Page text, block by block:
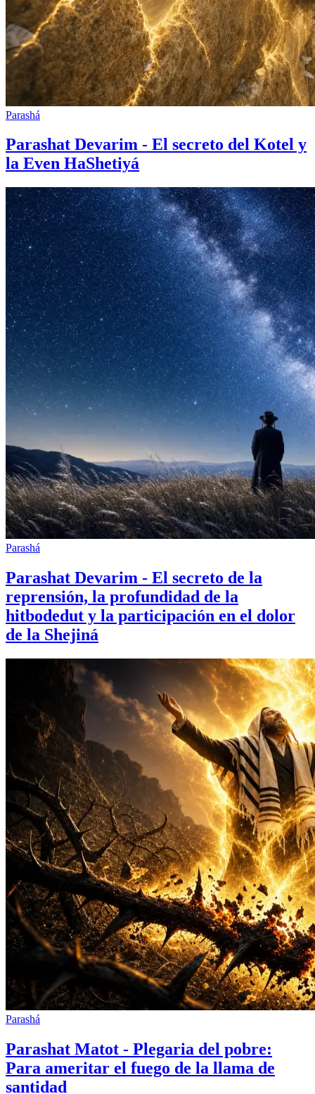
Parashá
Parashat Devarim - El secreto del Kotel y
la Even HaShetiyá
Parashá
Parashat Devarim - El secreto de la
reprensión, la profundidad de la
hitbodedut y la participación en el dolor
de la Shejiná
Parashá
Parashat Matot - Plegaria del pobre:
Para ameritar el fuego de la llama de
santidad